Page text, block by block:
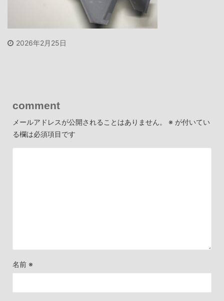
2026年2月25日
comment
メールアドレスが公開されることはありません。 ※ が付いてい
る欄は必須項目です
名前 ※